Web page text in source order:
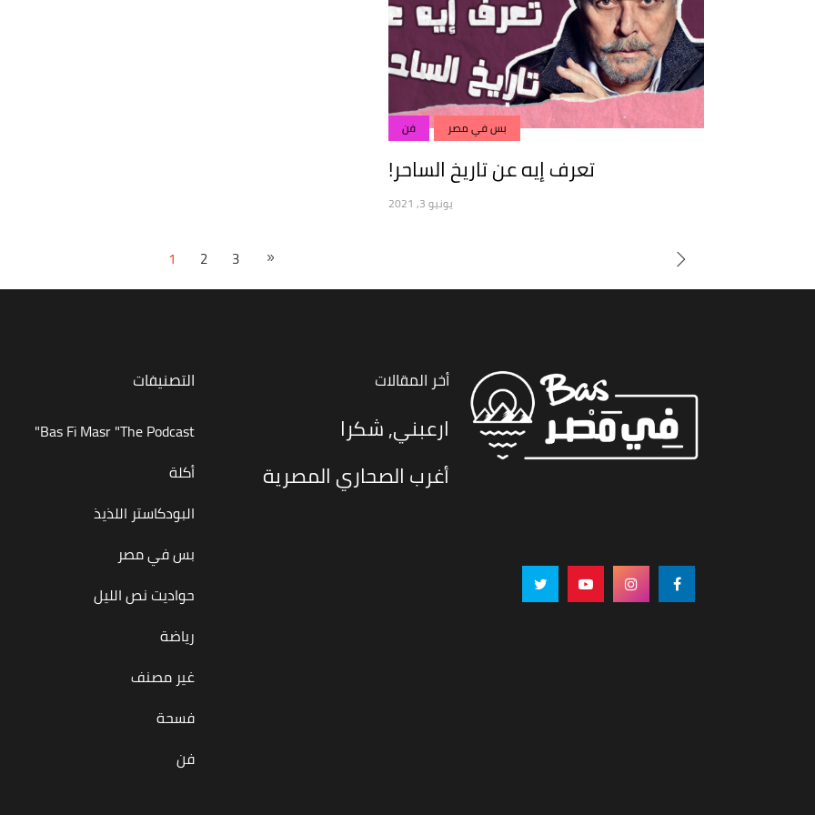
بس في مصر فن
تعرف إيه عن تاريخ الساحر!
يونيو 3, 2021
1 2 3
أخر المقالات
ارعبني, شكرا
أغرب الصحاري المصرية
التصنيفات
Bas Fi Masr "The Podcast"
أكلة
البودكاستر اللذيذ
بس في مصر
حواديت نص الليل
رياضة
غير مصنف
فسحة
فن